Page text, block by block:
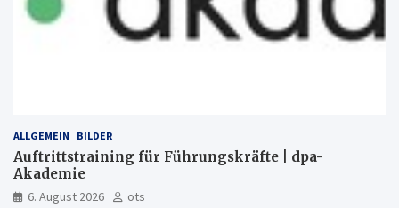
ALLGEMEIN BILDER
Auftrittstraining für Führungskräfte | dpa-
Akademie
6. August 2026 ots